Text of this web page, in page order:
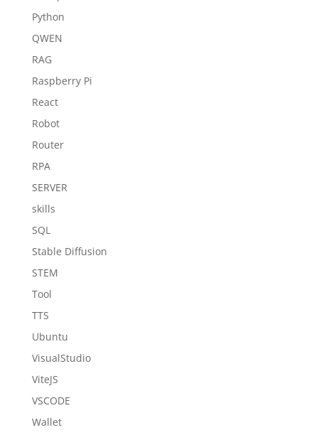
Python
QWEN
RAG
Raspberry Pi
React
Robot
Router
RPA
SERVER
skills
SQL
Stable Diffusion
STEM
Tool
TTS
Ubuntu
VisualStudio
ViteJS
VSCODE
Wallet